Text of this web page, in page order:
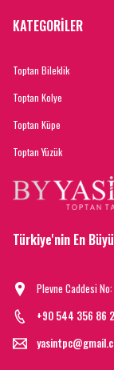
KATEGORİLER
Toptan Bileklik
Toptan Kolye
Toptan Küpe
Toptan Yüzük
Türkiye'nin En
Plevne Caddesi
+90 544 356 86